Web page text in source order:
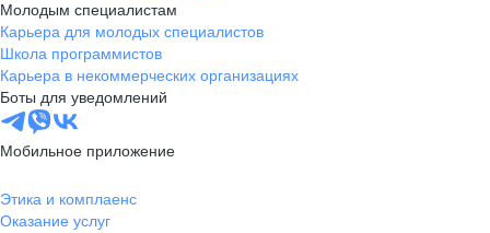
Молодым специалистам
Карьера для молодых специалистов
Школа программистов
Карьера в некоммерческих организациях
Боты для уведомлений
Мобильное приложение
Этика и комплаенс
Оказание услуг